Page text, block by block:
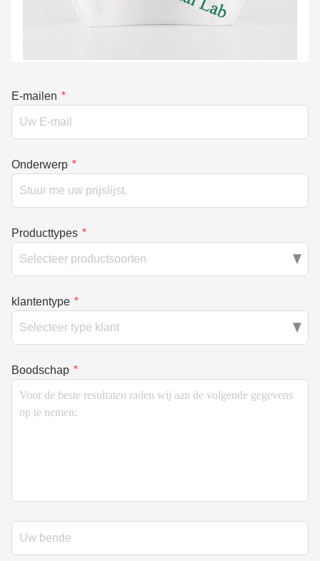
E-mailen *
Onderwerp *
Producttypes *
klantentype *
Boodschap *